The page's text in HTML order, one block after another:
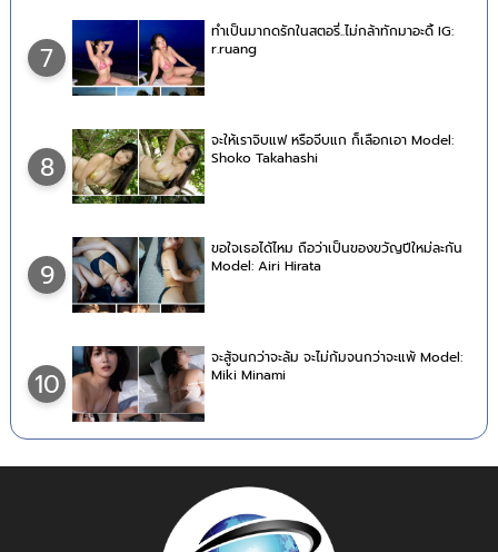
7
ทำเป็นมากดรักในสตอรี่..ไม่กล้าทักมาอะดิ้ IG:
r.ruang
8
จะให้เราจิบแฟ หรือจีบแก ก็เลือกเอา Model:
Shoko Takahashi
9
ขอใจเธอได้ไหม ถือว่าเป็นของขวัญปีใหม่ละกัน
Model: Airi Hirata
10
จะสู้จนกว่าจะล้ม จะไม่ก้มจนกว่าจะแพ้ Model:
Miki Minami